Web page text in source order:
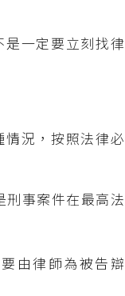
是一定要立刻找律
況，按照法律必
刑事案件在最高法
由律師為被告辯